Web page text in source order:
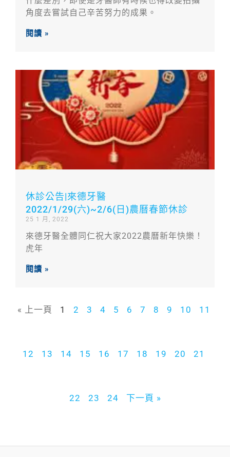
角度去嘗試自己辛苦努力的成果。
閱讀 »
休診公告|來德牙醫
2022/1/29(六)~2/6(日)農曆春節休診
25 1 月, 2022
來德牙醫全體同仁祝大家2022農曆新年快樂！
虎年
閱讀 »
« 上一頁 1 2 3 4 5 6 7 8 9 10 11
12 13 14 15 16 17 18 19 20 21
22 23 24 下一頁 »